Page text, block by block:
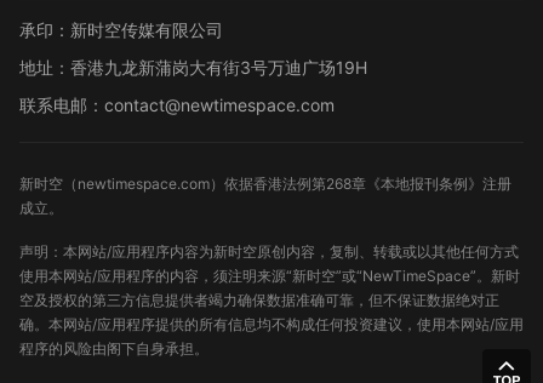
承印：新时空传媒有限公司
地址：香港九龙新蒲岗大有街3号万迪广场19H
联系电邮：contact@newtimespace.com
新时空（ newtimespace.com）依据香港法例第268章《本地报刊条例》注册
成立。
声明：本网站/应用程序内容为新时空原创内容，复制、转载或以其他任何方式
使用本网站/应用程序的内容，须注明来源“新时空”或“NewTimeSpace”。新时
空及授权的第三方信息提供者竭力确保数据准确可靠，但不保证数据绝对正
确。本网站/应用程序提供的所有信息均不构成任何投资建议，使用本网站/应用
程序的风险由阁下自身承担。